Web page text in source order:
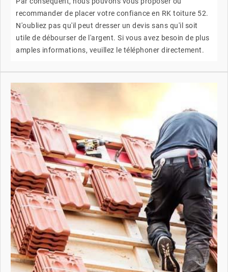
recommander de placer votre confiance en RK toiture 52.
N'oubliez pas qu'il peut dresser un devis sans qu'il soit
utile de débourser de l'argent. Si vous avez besoin de plus
amples informations, veuillez le téléphoner directement.